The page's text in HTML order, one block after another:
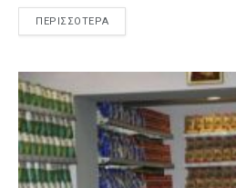
ΠΕΡΙΣΣΟΤΕΡΑ